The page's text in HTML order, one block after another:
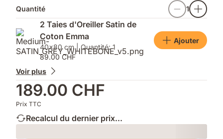
la
chaleur
un
confort
sur-
mesure
Produits
supplémentaires
Quantité 1
2 Taies d'Oreiller Satin de
Coton Emma
40x80 cm | Quantité: 1
89.00 CHF
Ajouter
Voir plus
189.00 CHF
Prix TTC
Recalcul du dernier prix...